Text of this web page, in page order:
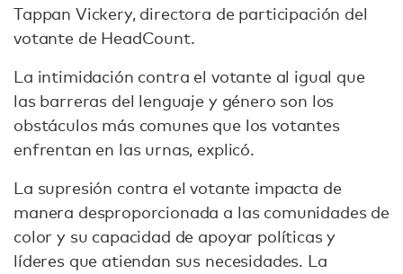
Tappan Vickery, directora de participación del
votante de HeadCount.
La intimidación contra el votante al igual que
las barreras del lenguaje y género son los
obstáculos más comunes que los votantes
enfrentan en las urnas, explicó.
La supresión contra el votante impacta de
manera desproporcionada a las comunidades de
color y su capacidad de apoyar políticas y
líderes que atiendan sus necesidades. La